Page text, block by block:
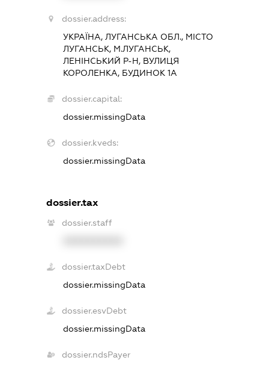
dossier.address:
УКРАЇНА, ЛУГАНСЬКА ОБЛ., МІСТО
ЛУГАНСЬК, М.ЛУГАНСЬК,
ЛЕНІНСЬКИЙ Р-Н, ВУЛИЦЯ
КОРОЛЕНКА, БУДИНОК 1А
dossier.capital:
dossier.missingData
dossier.kveds:
dossier.missingData
dossier.tax
dossier.staff
dossier.taxDebt
dossier.missingData
dossier.esvDebt
dossier.missingData
dossier.ndsPayer